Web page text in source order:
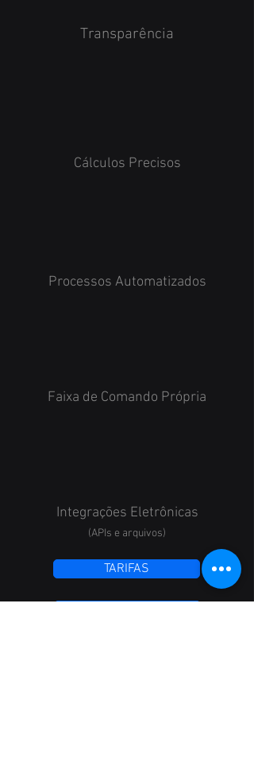
Transparência
Cálculos Precisos
Processos Automatizados
Faixa de Comando Própria
Integrações Eletrônicas
(APIs e arquivos)
TARIFAS